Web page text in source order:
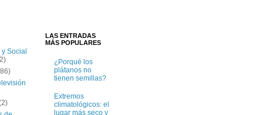
Social
LAS ENTRADAS
MÁS POPULARES
¿Porqué los
plátanos no
tienen semillas?
Extremos
climatológicos: el
lugar más seco y